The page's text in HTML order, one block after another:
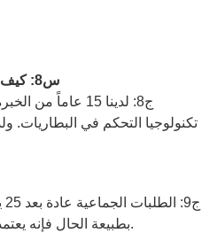
س8: كيف تحافظ على سلامة منتجاتك؟
ج8: لدينا 15 عاماً
تكنولوجيا التحكم في البطاريات.
بطبيعة الحال فإنه يعتمد على كمية الطلب الخاص بك.